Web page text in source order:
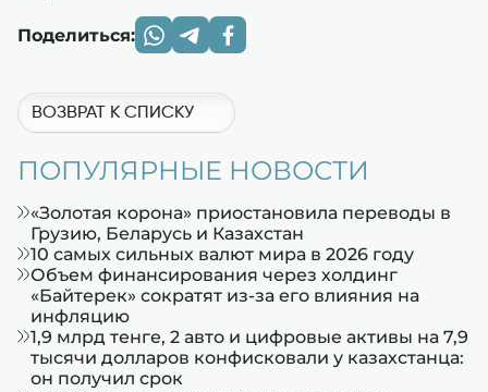
Поделиться:
ВОЗВРАТ К СПИСКУ
ПОПУЛЯРНЫЕ НОВОСТИ
«Золотая корона» приостановила переводы в
Грузию, Беларусь и Казахстан
10 самых сильных валют мира в 2026 году
Объем финансирования через холдинг
«Байтерек» сократят из-за его влияния на
инфляцию
1,9 млрд тенге, 2 авто и цифровые активы на 7,9
тысячи долларов конфисковали у казахстанца:
он получил срок